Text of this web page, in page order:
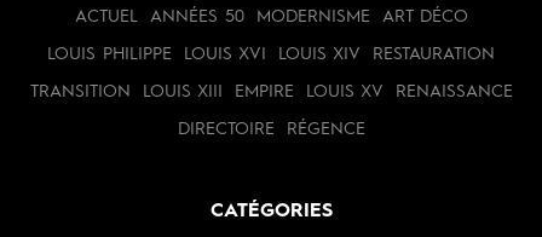
ACTUEL ANNÉES 50 MODERNISME ART DÉCO
LOUIS PHILIPPE LOUIS XVI LOUIS XIV RESTAURATION
TRANSITION LOUIS XIII EMPIRE LOUIS XV RENAISSANCE
DIRECTOIRE RÉGENCE
CATÉGORIES